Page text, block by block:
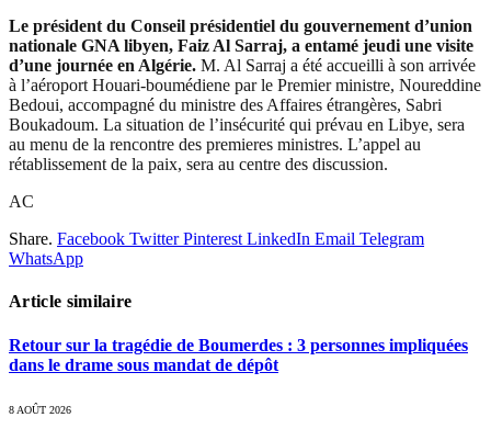
Le président du Conseil présidentiel du gouvernement d’union
nationale GNA libyen, Faiz Al Sarraj, a entamé jeudi une visite
d’une journée en Algérie. M. Al Sarraj a été accueilli à son arrivée
à l’aéroport Houari-boumédiene par le Premier ministre, Noureddine
Bedoui, accompagné du ministre des Affaires étrangères, Sabri
Boukadoum. La situation de l’insécurité qui prévau en Libye, sera
au menu de la rencontre des premieres ministres. L’appel au
rétablissement de la paix, sera au centre des discussion.
AC
Share. Facebook Twitter Pinterest LinkedIn Email Telegram
WhatsApp
Article similaire
Retour sur la tragédie de Boumerdes : 3 personnes impliquées
dans le drame sous mandat de dépôt
8 AOÛT 2026